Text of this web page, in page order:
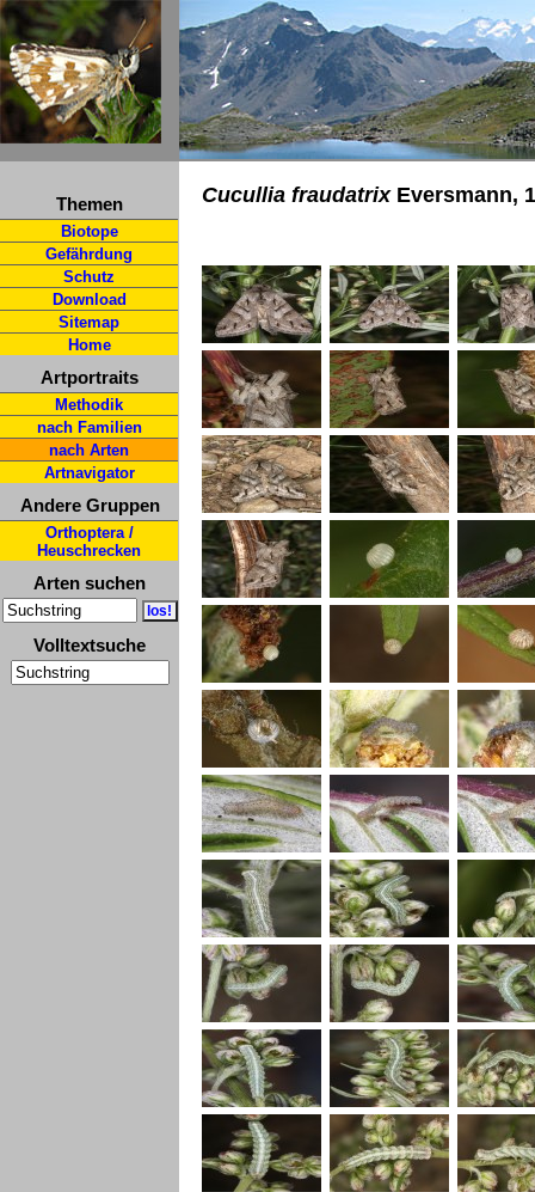
Themen
Biotope
Gefährdung
Schutz
Download
Sitemap
Home
Artportraits
Methodik
nach Familien
nach Arten
Artnavigator
Andere Gruppen
Orthoptera /
Heuschrecken
Arten suchen
Volltextsuche
Cucullia fraudatrixEversmann,